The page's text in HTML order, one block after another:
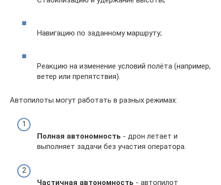
Навигацию по заданному маршруту;
Реакцию на изменение условий полёта (например,
ветер или препятствия).
Автопилоты могут работать в разных режимах:
Полная автономность - дрон летает и
выполняет задачи без участия оператора.
Частичная автономность - автопилот